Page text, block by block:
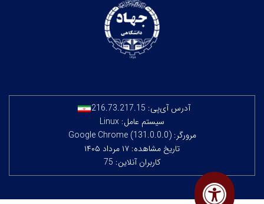
آدرس آی‌پی: 216.73.217.15
سیستم عامل: Linux
مرورگر: Google Chrome (131.0.0.0)
تاریخ مشاهده: ۱۷ مرداد ۱۴۰۵
کاربران آنلاین: 75